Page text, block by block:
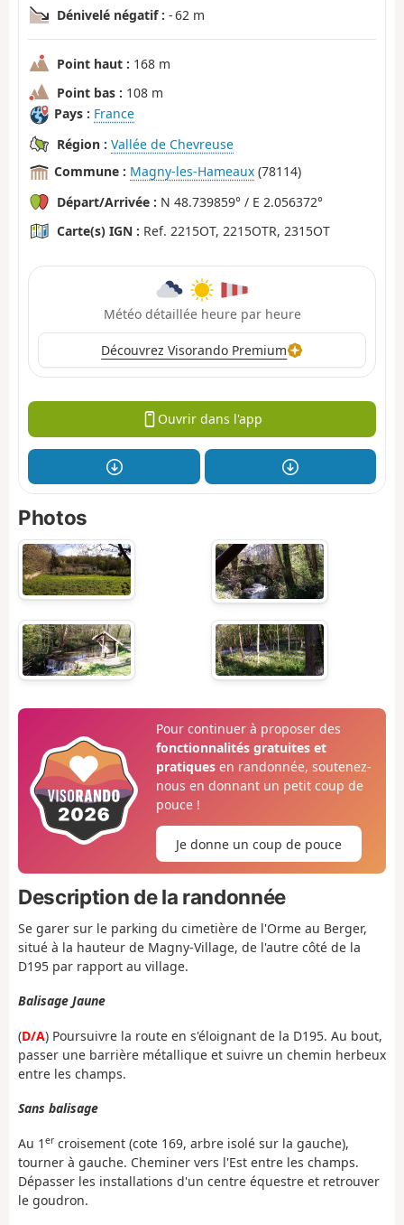
Dénivelé négatif : - 62 m
Point haut : 168 m
Point bas : 108 m
Pays : France
Région : Vallée de Chevreuse
Commune : Magny-les-Hameaux (78114)
Départ/Arrivée : N 48.739859° / E 2.056372°
Carte(s) IGN : Ref. 2215OT, 2215OTR, 2315OT
Météo détaillée heure par heure
Découvrez Visorando Premium
Ouvrir dans l'app
Photos
Pour continuer à proposer des
fonctionnalités gratuites et
pratiquesen randonnée, soutenez-
nous en donnant un petit coup de
pouce !
Je donne un coup de pouce
Description de la randonnée
Se garer sur le parking du cimetière de l'Orme au Berger,
situé à la hauteur de Magny-Village, de l'autre côté de la
D195 par rapport au village.
Balisage Jaune
(D/A) Poursuivre la route en s'éloignant de la D195. Au bout,
passer une barrière métallique et suivre un chemin herbeux
entre les champs.
Sans balisage
Au 1 er croisement (cote 169, arbre isolé sur la gauche),
tourner à gauche. Cheminer vers l'Est entre les champs.
Dépasser les installations d'un centre équestre et retrouver
le goudron.